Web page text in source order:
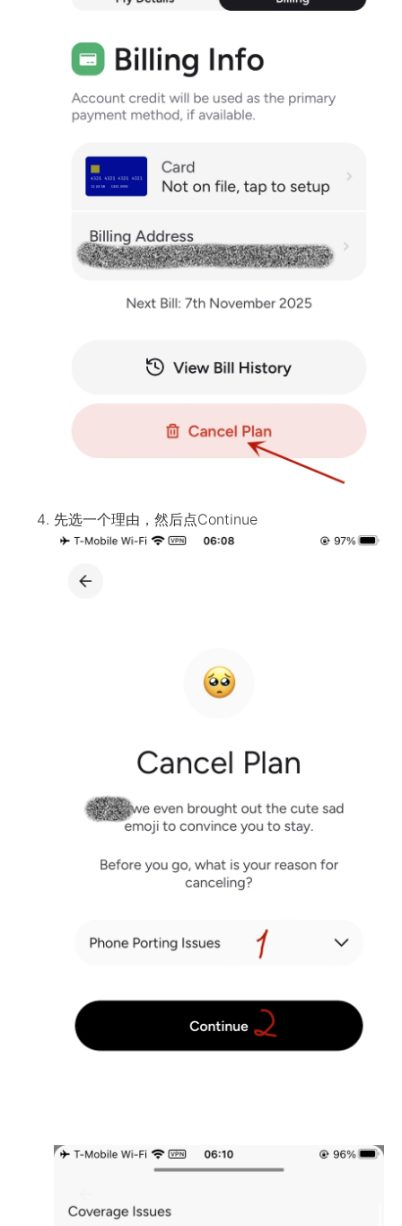
先选一个理由，然后点Continue